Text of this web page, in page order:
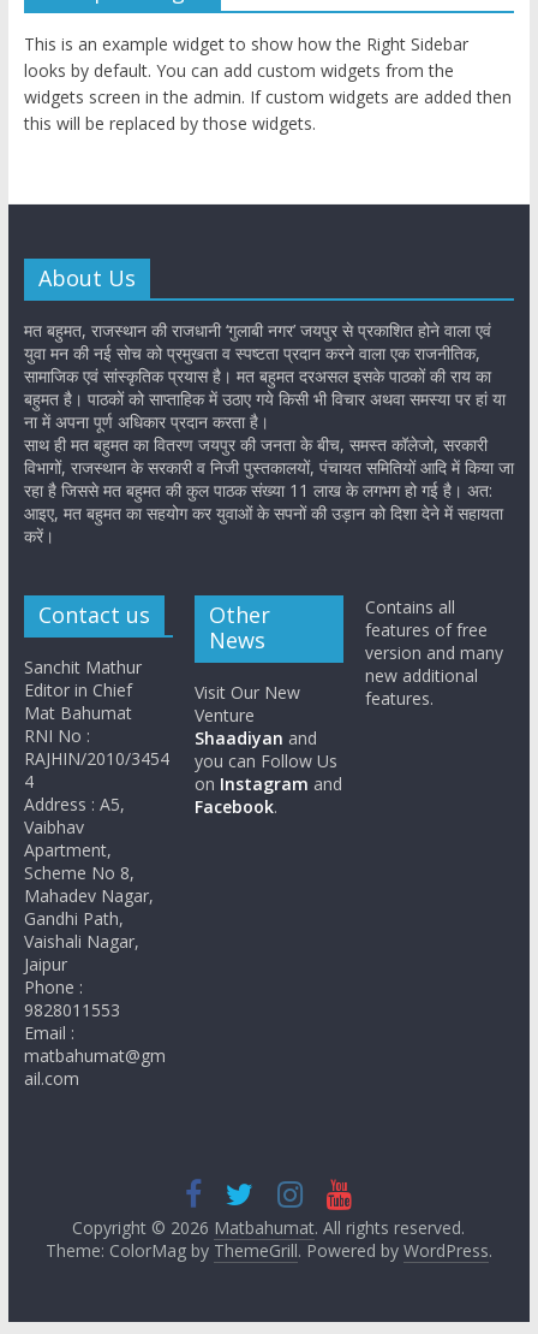
This is an example widget to show how the Right Sidebar
looks by default. You can add custom widgets from the
widgets screen in the admin. If custom widgets are added then
this will be replaced by those widgets.
About Us
मत बहुमत, राजस्थान की राजधानी ‘गुलाबी नगर’ जयपुर से प्रकाशित होने वाला एवं
युवा मन की नई सोच को प्रमुखता व स्पष्टता प्रदान करने वाला एक राजनीतिक,
सामाजिक एवं सांस्कृतिक प्रयास है। मत बहुमत दरअसल इसके पाठकों की राय का
बहुमत है। पाठकों को साप्ताहिक में उठाए गये किसी भी विचार अथवा समस्या पर हां या
ना में अपना पूर्ण अधिकार प्रदान करता है।
साथ ही मत बहुमत का वितरण जयपुर की जनता के बीच, समस्त कॉलेजो, सरकारी
विभागों, राजस्थान के सरकारी व निजी पुस्तकालयों, पंचायत समितियों आदि में किया जा
रहा है जिससे मत बहुमत की कुल पाठक संख्या 11 लाख के लगभग हो गई है। अत:
आइए, मत बहुमत का सहयोग कर युवाओं के सपनों की उड़ान को दिशा देने में सहायता
करें।
Contact us
Sanchit Mathur
Editor in Chief
Mat Bahumat
RNI No :
RAJHIN/2010/3454
4
Address : A5,
Vaibhav
Apartment,
Scheme No 8,
Mahadev Nagar,
Gandhi Path,
Vaishali Nagar,
Jaipur
Phone :
9828011553
Email :
matbahumat@gm
ail.com
Other
News
Visit Our New
Venture
Shaadiyan and
you can Follow Us
on Instagram and
Facebook.
Contains all
features of free
version and many
new additional
features.
Copyright © 2026 Matbahumat. All rights reserved.
Theme: ColorMag by ThemeGrill. Powered by WordPress.